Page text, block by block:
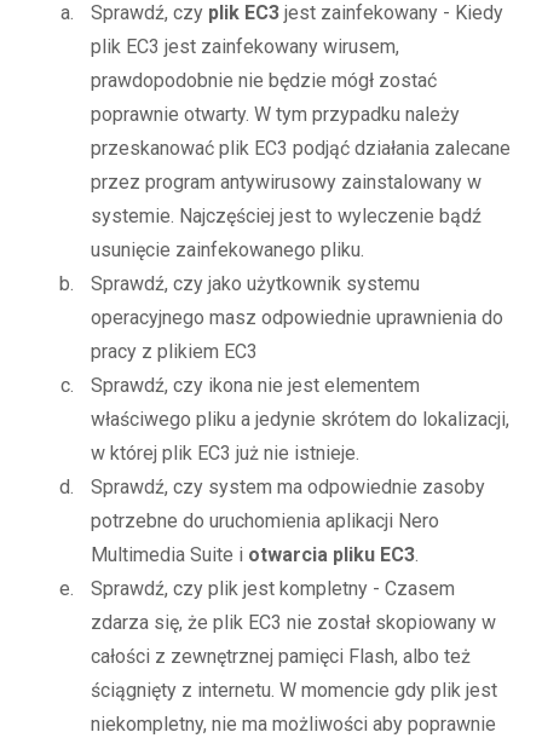
Sprawdź, czy plik EC3 jest zainfekowany - Kiedy
plik EC3 jest zainfekowany wirusem,
prawdopodobnie nie będzie mógł zostać
poprawnie otwarty. W tym przypadku należy
przeskanować plik EC3 podjąć działania zalecane
przez program antywirusowy zainstalowany w
systemie. Najczęściej jest to wyleczenie bądź
usunięcie zainfekowanego pliku.
Sprawdź, czy jako użytkownik systemu
operacyjnego masz odpowiednie uprawnienia do
pracy z plikiem EC3
Sprawdź, czy ikona nie jest elementem
właściwego pliku a jedynie skrótem do lokalizacji,
w której plik EC3 już nie istnieje.
Sprawdź, czy system ma odpowiednie zasoby
potrzebne do uruchomienia aplikacji Nero
Multimedia Suite i otwarcia pliku EC3.
Sprawdź, czy plik jest kompletny - Czasem
zdarza się, że plik EC3 nie został skopiowany w
całości z zewnętrznej pamięci Flash, albo też
ściągnięty z internetu. W momencie gdy plik jest
niekompletny, nie ma możliwości aby poprawnie